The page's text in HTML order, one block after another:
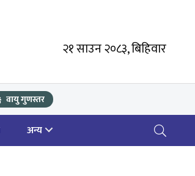
२१ साउन २०८३, बिहिवार
वायु गुणस्तर
अन्य